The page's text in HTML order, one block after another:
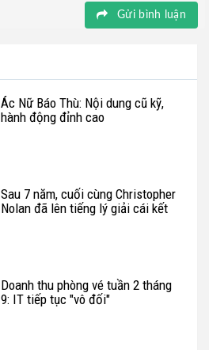
Gửi bình luận
Ác Nữ Báo Thù: Nội dung cũ kỹ,
hành động đỉnh cao
Sau 7 năm, cuối cùng Christopher
Nolan đã lên tiếng lý giải cái kết
Doanh thu phòng vé tuần 2 tháng
9: IT tiếp tục "vô đối"